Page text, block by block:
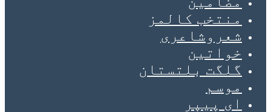
منتخب کالمز
شعروشاعری
خواتین
گلگت بلتستان
موسم
ای پیپر